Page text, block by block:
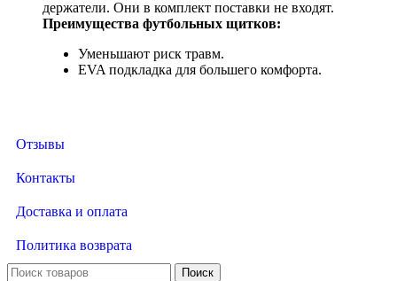
держатели. Они в комплект поставки не входят.
Преимущества футбольных щитков:
Уменьшают риск травм.
EVA подкладка для большего комфорта.
Отзывы
Контакты
Доставка и оплата
Политика возврата
Поиск